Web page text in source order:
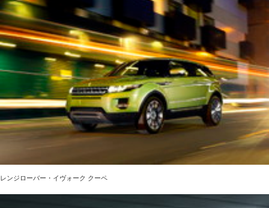
レンジローバー・イヴォーク クーペ